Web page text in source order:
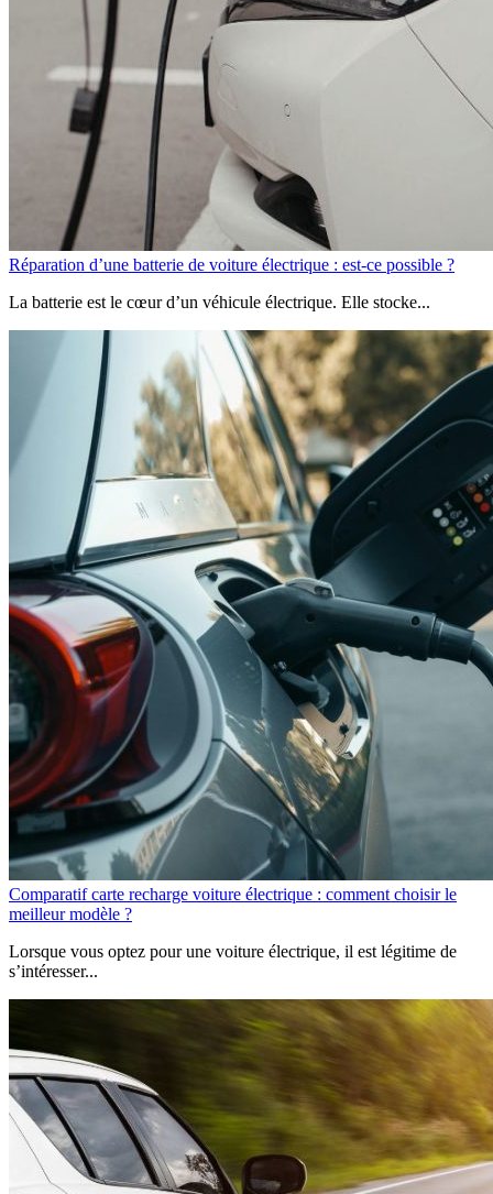
Réparation d’une batterie de voiture électrique : est-ce possible ?
La batterie est le cœur d’un véhicule électrique. Elle stocke...
Comparatif carte recharge voiture électrique : comment choisir le
meilleur modèle ?
Lorsque vous optez pour une voiture électrique, il est légitime de
s’intéresser...